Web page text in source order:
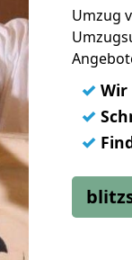
Umzug
✓ Wir
✓
✓